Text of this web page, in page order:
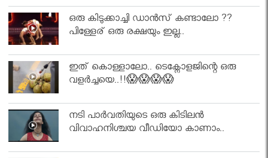
ഒരു കിടുക്കാച്ചി ഡാൻസ് കണ്ടാലോ ??
പിള്ളേര് ഒരു രക്ഷയും ഇല്ല..
ഇത് കൊള്ളാലോ.. ടെക്നോളജിന്റെ ഒരു
വളർച്ചയെ..!!😱😱😱😱
നടി പാർവതിയുടെ ഒരു കിടിലൻ
വിവാഹനിശ്ചയ വീഡിയോ കാണാം..